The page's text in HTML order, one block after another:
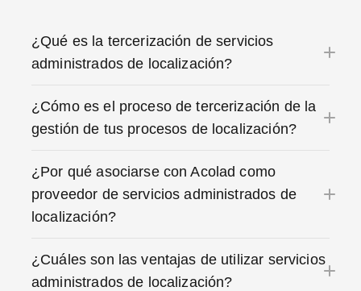
¿Qué es la tercerización de servicios
administrados de localización?
¿Cómo es el proceso de tercerización de la
gestión de tus procesos de localización?
¿Por qué asociarse con Acolad como
proveedor de servicios administrados de
localización?
¿Cuáles son las ventajas de utilizar servicios
administrados de localización?